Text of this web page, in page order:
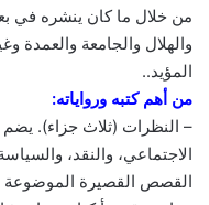
من خلال ما كان ينشره في
والهلال والجامعة والعمدة
المؤيد..
من أهم كتبه ورواياته:
– النظرات (ثلاث جزاء).
الاجتماعي، والنقد،
القصص القصيرة الموضوعة